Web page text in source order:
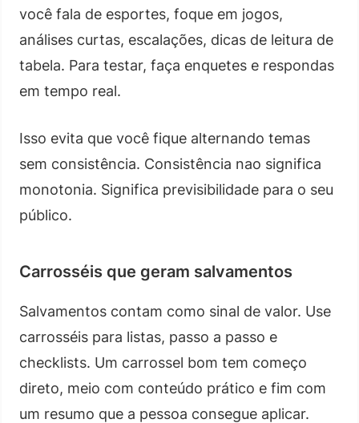
você fala de esportes, foque em jogos,
análises curtas, escalações, dicas de leitura de
tabela. Para testar, faça enquetes e respondas
em tempo real.
Isso evita que você fique alternando temas
sem consistência. Consistência nao significa
monotonia. Significa previsibilidade para o seu
público.
Carrosséis que geram salvamentos
Salvamentos contam como sinal de valor. Use
carrosséis para listas, passo a passo e
checklists. Um carrossel bom tem começo
direto, meio com conteúdo prático e fim com
um resumo que a pessoa consegue aplicar.